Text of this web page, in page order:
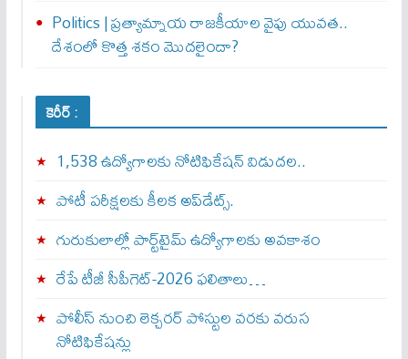
Politics | ప్రత్యామ్నాయ రాజకీయాల వైపు యువత..
దేశంలో కొత్త శకం మొదలైందా?
కెరీర్ :
1,538 ఉద్యోగాలకు నోటిఫికేషన్ విడుదల..
పోటీ పరీక్షలకు కీలక అప్‌డేట్స్.
గురుకులాల్లో పార్ట్‌టైమ్ ఉద్యోగాలకు అవకాశం
రేపే టీజీ సీపీగెట్‌-2026 ఫలితాలు…
పోలీస్ నుంచి లెక్చరర్ పోస్టుల వరకు వరుస
నోటిఫికేషన్లు